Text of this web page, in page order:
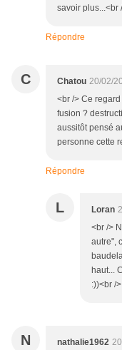
savoir plus...<br
Répondre
C Chatou 20/02/
<br /> Ce
fusion ?
aussitôt pensé
personne cette
Répondre
L Loran
<br />
autre",
haut...
:))<br /
N nathalie1962